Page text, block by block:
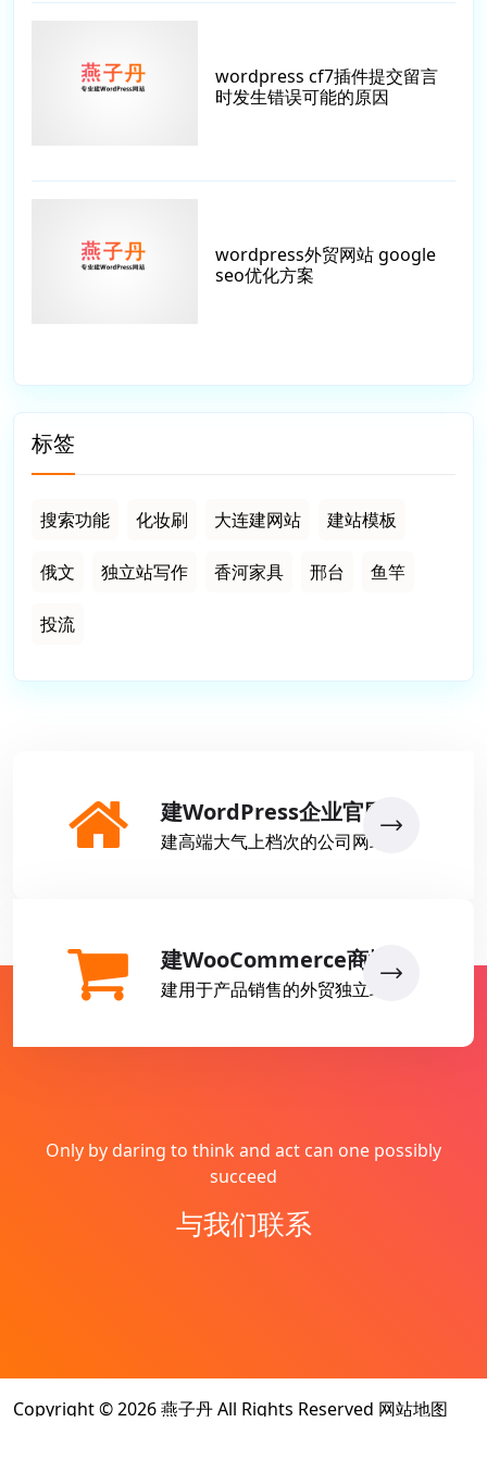
wordpress cf7插件提交留言
时发生错误可能的原因
wordpress外贸网站 google
seo优化方案
标签
搜索功能 化妆刷 大连建网站 建站模板
俄文 独立站写作 香河家具 邢台 鱼竿
投流
建WordPress企业官网
建高端大气上档次的公司网站
建WooCommerce商城
建用于产品销售的外贸独立站
Only by daring to think and act can one possibly
succeed
与我们联系
Copyright © 2026燕子丹All Rights Reserved 网站地图